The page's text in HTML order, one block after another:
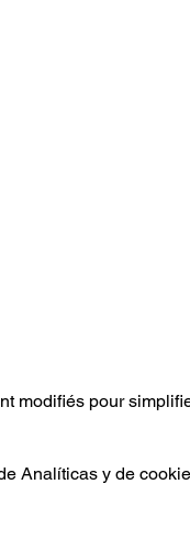
modifiés pour
Analíticas y de